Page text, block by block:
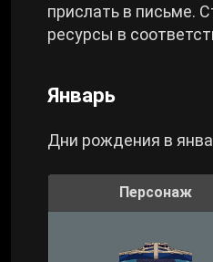
прислать в письме.
ресурсы в
Январь
Дни рождения в
Персонаж